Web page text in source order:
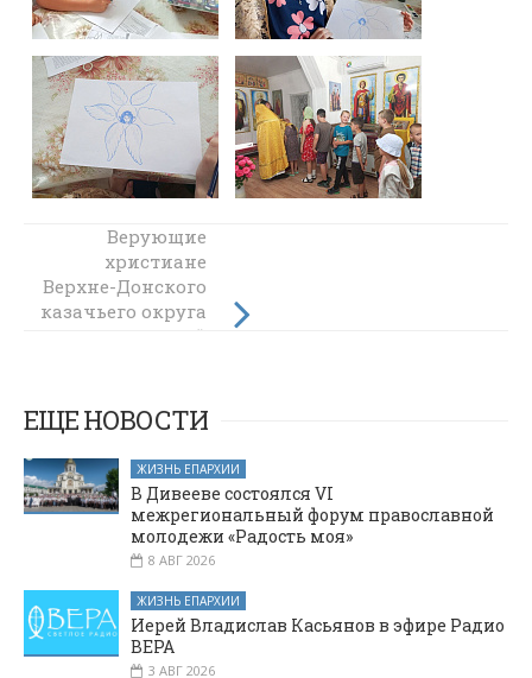
администрации
Каменского
района прошла
рабочая встреча
Верующие
христиане
Верхне-Донского
казачьего округа
совершили 12-й
ЕЩЕ НОВОСТИ
ЖИЗНЬ ЕПАРХИИ
В Дивееве состоялся VI
межрегиональный форум православной
молодежи «Радость моя»
8 АВГ 2026
ЖИЗНЬ ЕПАРХИИ
Иерей Владислав Касьянов в эфире Радио
ВЕРА
3 АВГ 2026